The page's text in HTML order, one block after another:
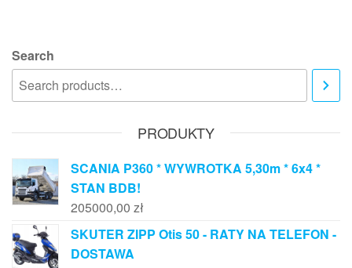
Search
PRODUKTY
SCANIA P360 * WYWROTKA 5,30m * 6x4 *
STAN BDB!
205000,00 zł
SKUTER ZIPP Otis 50 - RATY NA TELEFON -
DOSTAWA